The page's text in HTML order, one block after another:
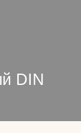
DIN